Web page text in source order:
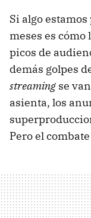
Si algo
meses es
picos de
demás golpes
streaming se
asienta, los
Pero el